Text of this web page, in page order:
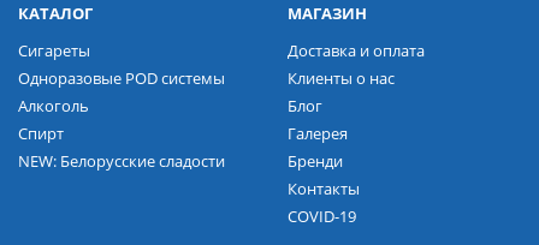
КАТАЛОГ
Сигареты
Одноразовые POD системы
Алкоголь
Спирт
NEW: Белорусские сладости
МАГАЗИН
Доставка и оплата
Клиенты о нас
Блог
Галерея
Бренди
Контакты
COVID-19